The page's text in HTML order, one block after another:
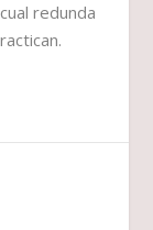
redunda